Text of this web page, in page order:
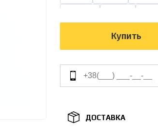
4*350 мм 4*370 мм
5*350 мм 5*400 мм
8*400 мм
Купить
ДОСТАВКА